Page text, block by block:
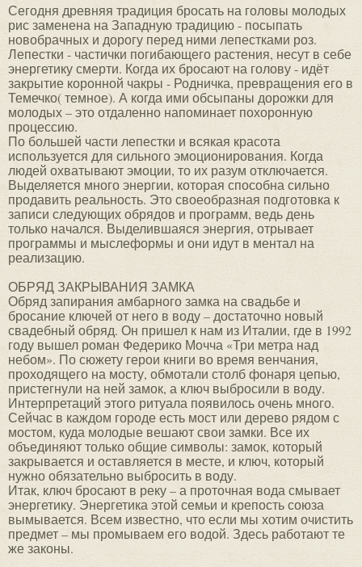
Сегодня древняя традиция бросать на головы молодых
рис заменена на Западную традицию - посыпать
новобрачных и дорогу перед ними лепестками роз.
Лепестки - частички погибающего растения, несут в себе
энергетику смерти. Когда их бросают на голову - идёт
закрытие коронной чакры - Родничка, превращения его в
Темечко( темное). А когда ими обсыпаны дорожки для
молодых – это отдаленно напоминает похоронную
процессию.
По большей части лепестки и всякая красота
используется для сильного эмоционирования. Когда
людей охватывают эмоции, то их разум отключается.
Выделяется много энергии, которая способна сильно
продавить реальность. Это своеобразная подготовка к
записи следующих обрядов и программ, ведь день
только начался. Выделившаяся энергия, отрывает
программы и мыслеформы и они идут в ментал на
реализацию.
ОБРЯД ЗАКРЫВАНИЯ ЗАМКА
Обряд запирания амбарного замка на свадьбе и
бросание ключей от него в воду – достаточно новый
свадебный обряд. Он пришел к нам из Италии, где в 1992
году вышел роман Федерико Мочча «Три метра над
небом». По сюжету герои книги во время венчания,
проходящего на мосту, обмотали столб фонаря цепью,
пристегнули на ней замок, а ключ выбросили в воду.
Интерпретаций этого ритуала появилось очень много.
Сейчас в каждом городе есть мост или дерево рядом с
мостом, куда молодые вешают свои замки. Все их
объединяют только общие символы: замок, который
закрывается и оставляется в месте, и ключ, который
нужно обязательно выбросить в воду.
Итак, ключ бросают в реку – а проточная вода смывает
энергетику. Энергетика этой семьи и крепость союза
вымывается. Всем известно, что если мы хотим очистить
предмет – мы промываем его водой. Здесь работают те
же законы.